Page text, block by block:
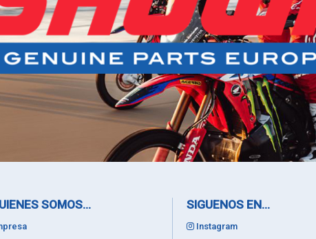
SOMOS... SIGUENOS EN...
Instagram